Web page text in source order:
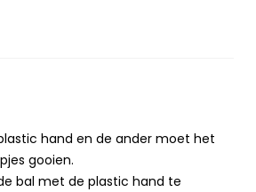
hand en de ander moet het
gooien.
bal met de plastic hand te